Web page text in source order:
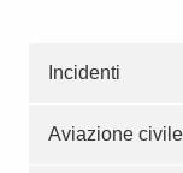
Incidenti
Aviazione civile